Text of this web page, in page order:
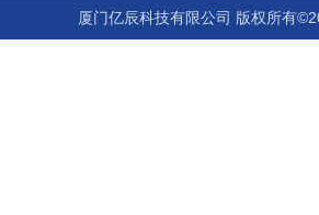
厦门亿辰科技有限公司 版权所有